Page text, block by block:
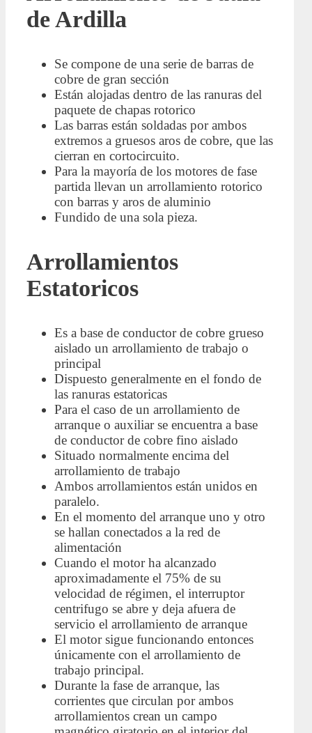
de Ardilla
Se compone de una serie de barras de
cobre de gran sección
Están alojadas dentro de las ranuras del
paquete de chapas rotorico
Las barras están soldadas por ambos
extremos a gruesos aros de cobre, que las
cierran en cortocircuito.
Para la mayoría de los motores de fase
partida llevan un arrollamiento rotorico
con barras y aros de aluminio
Fundido de una sola pieza.
Arrollamientos
Estatoricos
Es a base de conductor de cobre grueso
aislado un arrollamiento de trabajo o
principal
Dispuesto generalmente en el fondo de
las ranuras estatoricas
Para el caso de un arrollamiento de
arranque o auxiliar se encuentra a base
de conductor de cobre fino aislado
Situado normalmente encima del
arrollamiento de trabajo
Ambos arrollamientos están unidos en
paralelo.
En el momento del arranque uno y otro
se hallan conectados a la red de
alimentación
Cuando el motor ha alcanzado
aproximadamente el 75% de su
velocidad de régimen, el interruptor
centrifugo se abre y deja afuera de
servicio el arrollamiento de arranque
El motor sigue funcionando entonces
únicamente con el arrollamiento de
trabajo principal.
Durante la fase de arranque, las
corrientes que circulan por ambos
arrollamientos crean un campo